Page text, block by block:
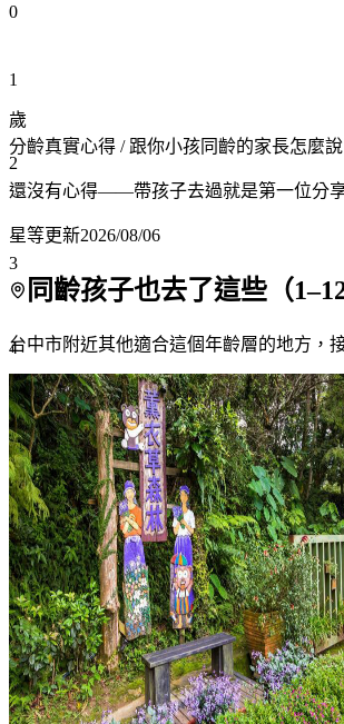
0
1
2
3
4
5
6
7+
歲
分齡真實心得 / 跟你小孩同齡的家長怎麼說
還沒有心得——帶孩子去過就是第一位分
星等更新2026/08/06
同齡孩子也去了這些（1–
台中市附近其他適合這個年齡層的地方，